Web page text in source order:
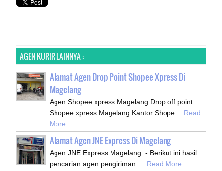
AGEN KURIR LAINNYA :
Alamat Agen Drop Point Shopee Xpress Di
Magelang
Agen Shopee xpress Magelang Drop off point
Shopee xpress Magelang Kantor Shope… Read
More...
Alamat Agen JNE Express Di Magelang
Agen JNE Express Magelang - Berikut ini hasil
pencarian agen pengiriman … Read More...